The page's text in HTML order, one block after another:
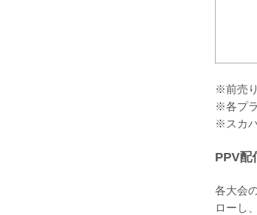
※前売
※各プ
※スカ
PPV配
各大会
ローし